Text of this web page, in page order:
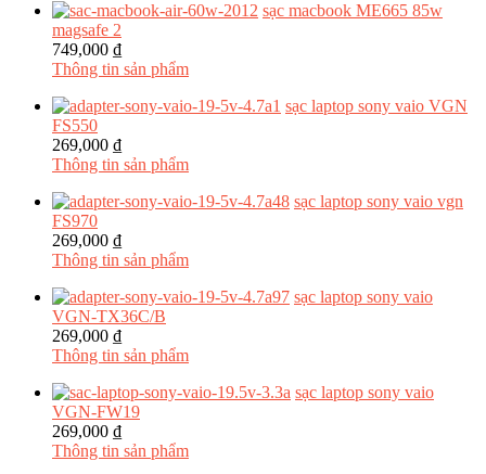
sạc macbook ME665 85w
magsafe 2
749,000 ₫
Thông tin sản phẩm
sạc laptop sony vaio VGN
FS550
269,000 ₫
Thông tin sản phẩm
sạc laptop sony vaio vgn
FS970
269,000 ₫
Thông tin sản phẩm
sạc laptop sony vaio
VGN-TX36C/B
269,000 ₫
Thông tin sản phẩm
sạc laptop sony vaio
VGN-FW19
269,000 ₫
Thông tin sản phẩm